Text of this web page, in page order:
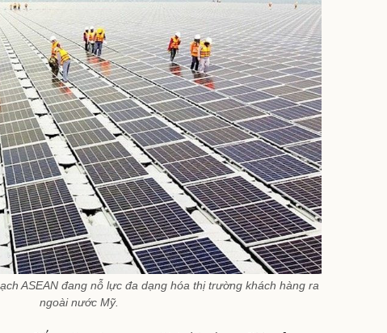
ASEAN đang nỗ lực đa dạng hóa thị trường khách hàng ra
ngoài nước Mỹ.